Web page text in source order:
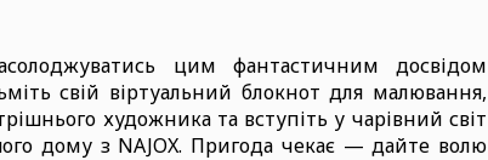
цим фантастичним досвідом
свій віртуальний блокнот для малювання,
художника та вступіть у чарівний світ
дому з NAJOX. Пригода чекає — дайте волю